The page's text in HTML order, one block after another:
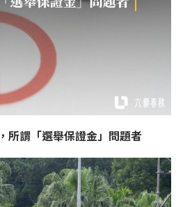
所謂「選舉保證金」問題者